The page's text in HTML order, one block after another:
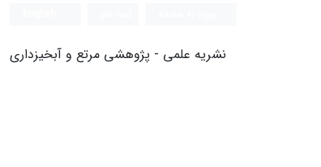
نشریه علمی - پژوهشی مرتع و آبخیزداری